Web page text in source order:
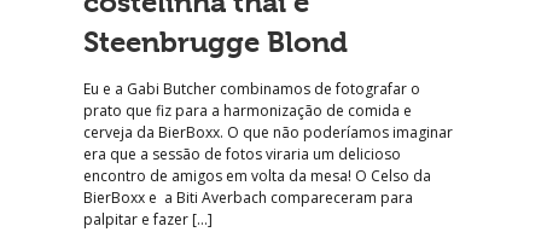
Steenbrugge Blond
Eu e a Gabi Butcher combinamos de fotografar o
prato que fiz para a harmonização de comida e
cerveja da BierBoxx. O que não poderíamos imaginar
era que a sessão de fotos viraria um delicioso
encontro de amigos em volta da mesa! O Celso da
BierBoxx e a Biti Averbach compareceram para
palpitar e fazer […]